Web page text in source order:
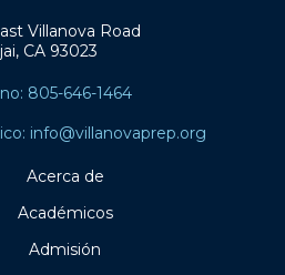
Villanova Road
CA 93023
805-646-1464
info@villanovaprep.org
Acerca de
Académicos
Admisión